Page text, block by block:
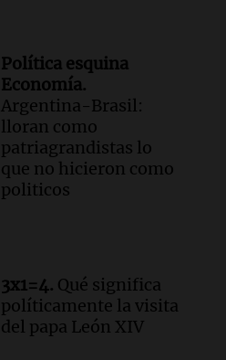
Política esquina
Economía.
Argentina-Brasil:
lloran como
patriagrandistas lo
que no hicieron como
politicos
3x1=4. Qué significa
políticamente la visita
del papa León XIV